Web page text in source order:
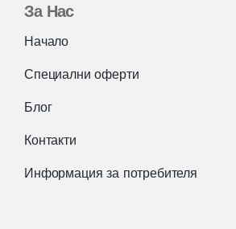
За Нас
Начало
Специални оферти
Блог
Контакти
Информация за потребителя